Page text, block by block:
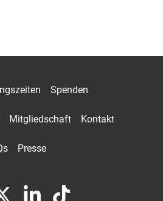
Spenden
Mitgliedschaft Kontakt
Presse